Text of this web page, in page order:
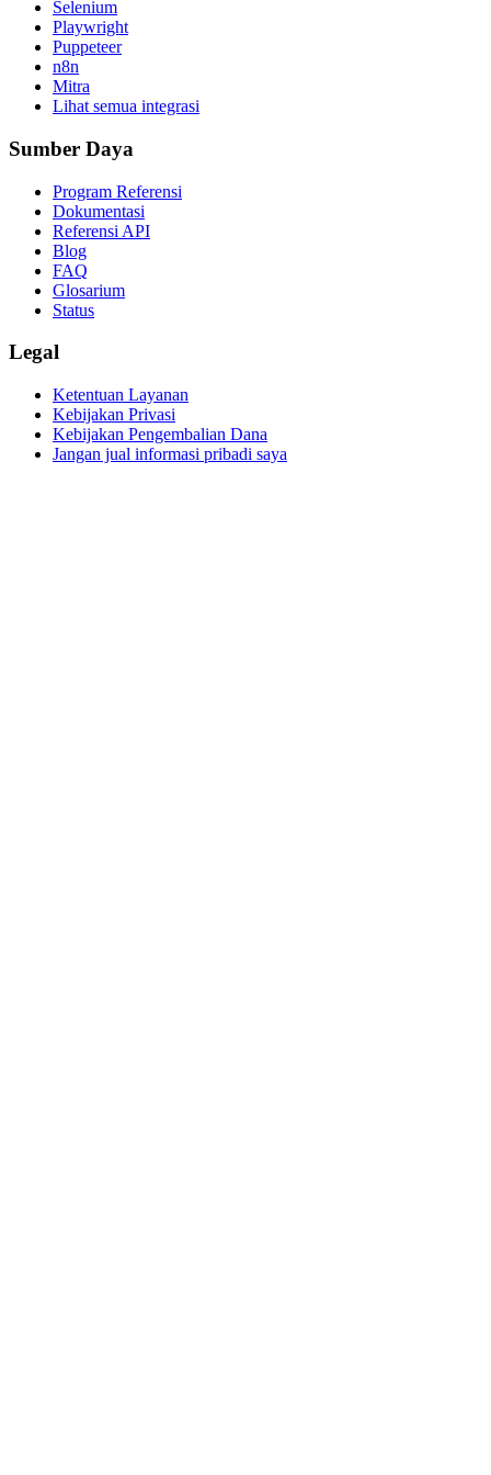
Selenium
Playwright
Puppeteer
n8n
Mitra
Lihat semua integrasi
Sumber Daya
Program Referensi
Dokumentasi
Referensi API
Blog
FAQ
Glosarium
Status
Legal
Ketentuan Layanan
Kebijakan Privasi
Kebijakan Pengembalian Dana
Jangan jual informasi pribadi saya